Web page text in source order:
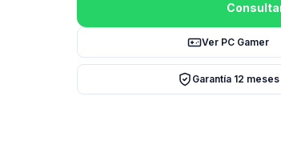
Ver PC Gamer
Garantía 12 meses